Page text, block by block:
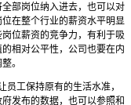
部岗位纳入进去，也可以对
在整个行业的薪资水平明显
位薪资的竞争力，有利于吸
相对公平性，公司也要在内
。
工保持原有的生活水准，
发布的数据，也可以参照和